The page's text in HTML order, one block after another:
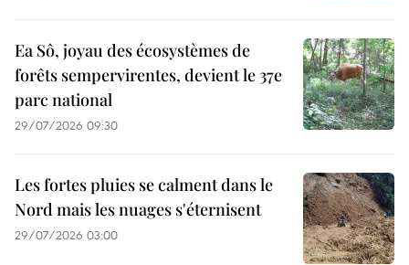
Ea Sô, joyau des écosystèmes de
forêts sempervirentes, devient le 37e
parc national
29/07/2026 09:30
Les fortes pluies se calment dans le
Nord mais les nuages s'éternisent
29/07/2026 03:00